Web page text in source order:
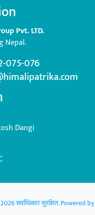
Pvt. LTD.
Nepal.
075-076
Dangi
सर्वाधिकार सुरक्षित. Powered by